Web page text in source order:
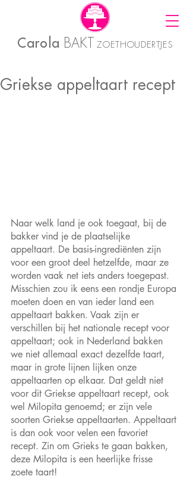
Carola BAKT ZOETHOUDERTJES
Griekse appeltaart recept
Naar welk land je ook toegaat, bij de
bakker vind je de plaatselijke
appeltaart. De basis-ingrediënten zijn
voor een groot deel hetzelfde, maar ze
worden vaak net iets anders toegepast.
Misschien zou ik eens een rondje Europa
moeten doen en van ieder land een
appeltaart bakken. Vaak zijn er
verschillen bij het nationale recept voor
appeltaart; ook in Nederland bakken
we niet allemaal exact dezelfde taart,
maar in grote lijnen lijken onze
appeltaarten op elkaar. Dat geldt niet
voor dit Griekse appeltaart recept, ook
wel Milopita genoemd; er zijn vele
soorten Griekse appeltaarten. Appeltaart
is dan ook voor velen een favoriet
recept. Zin om Grieks te gaan bakken,
deze Milopita is een heerlijke frisse
zoete taart!